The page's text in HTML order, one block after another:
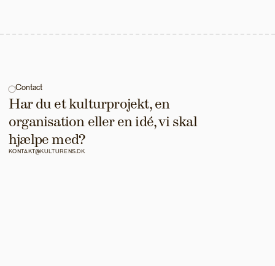
Contact
Har du et kulturprojekt, en
organisation eller en idé, vi skal
hjælpe med?
KONTAKT@KULTURENS.DK